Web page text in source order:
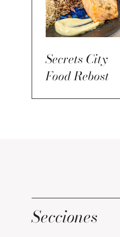
Secrets City
Food Rebost
Secciones